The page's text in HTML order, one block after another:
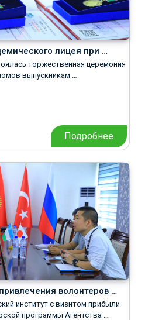
лицея при …
торжественная церемония
выпускникам …
Подробнее
волонтеров …
институт с визитом прибыли
программы Агентства …